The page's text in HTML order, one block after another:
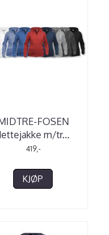
FOSEN
m/tr...
419,-
KJØP